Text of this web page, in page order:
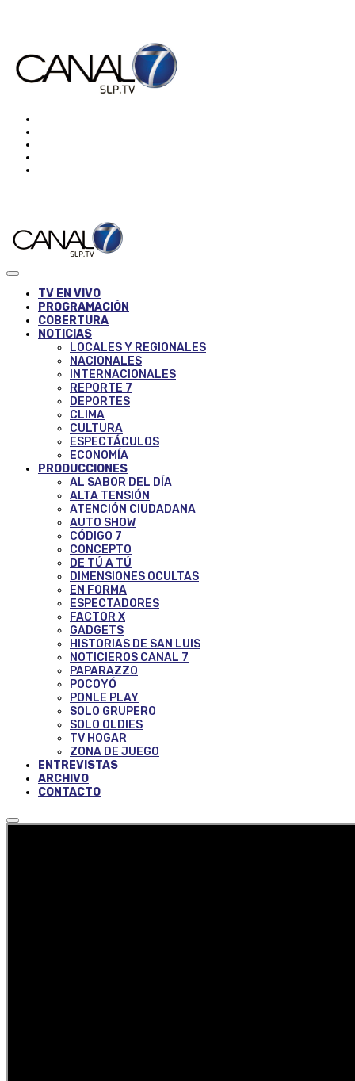
TV EN VIVO
PROGRAMACIÓN
COBERTURA
NOTICIAS
LOCALES Y REGIONALES
NACIONALES
INTERNACIONALES
REPORTE 7
DEPORTES
CLIMA
CULTURA
ESPECTÁCULOS
ECONOMÍA
PRODUCCIONES
AL SABOR DEL DÍA
ALTA TENSIÓN
ATENCIÓN CIUDADANA
AUTO SHOW
CÓDIGO 7
CONCEPTO
DE TÚ A TÚ
DIMENSIONES OCULTAS
EN FORMA
ESPECTADORES
FACTOR X
GADGETS
HISTORIAS DE SAN LUIS
NOTICIEROS CANAL 7
PAPARAZZO
POCOYÓ
PONLE PLAY
SOLO GRUPERO
SOLO OLDIES
TV HOGAR
ZONA DE JUEGO
ENTREVISTAS
ARCHIVO
CONTACTO